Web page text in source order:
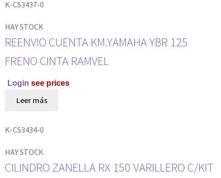
K-CS3437-0
K-CS3434-0
HAY STOCK
REENVIO CUENTA KM.YAMAHA YBR 125
FRENO CINTA RAMVEL
Login see prices
Leer más
HAY STOCK
CILINDRO ZANELLA RX 150 VARILLERO C/KIT